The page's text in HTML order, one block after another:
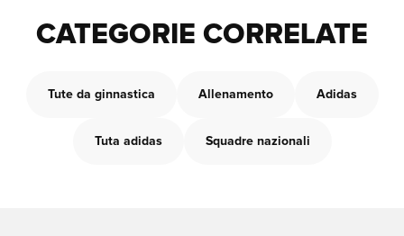
CATEGORIE CORRELATE
Tute da ginnastica Allenamento Adidas
Tuta adidas Squadre nazionali